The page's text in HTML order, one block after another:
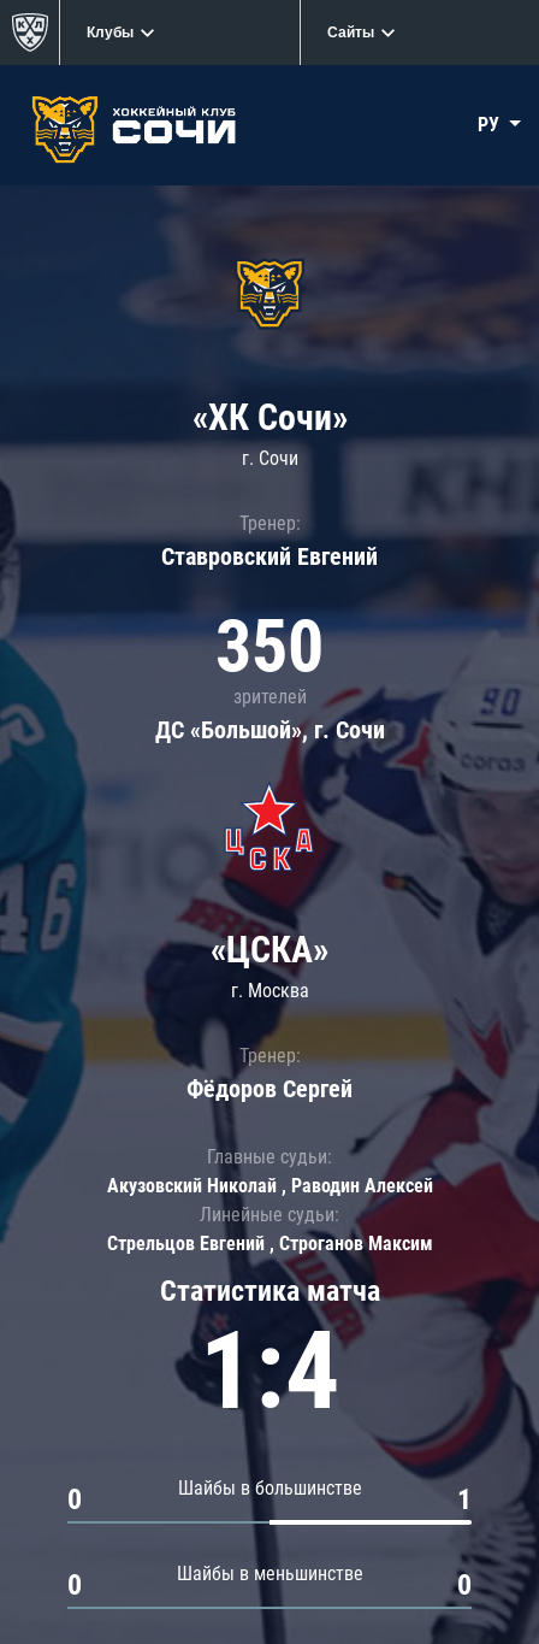
Клубы Сайты
РУ
«ХК Сочи»
г. Сочи
Тренер:
Ставровский Евгений
350
зрителей
ДС «Большой», г. Сочи
Статистика матча
1:4
Шайбы в большинстве
0 1
Шайбы в меньшинстве
0 0
«ЦСКА»
г. Москва
Тренер:
Фёдоров Сергей
Главные судьи:
Акузовский Николай , Раводин Алексей
Линейные судьи:
Стрельцов Евгений , Строганов Максим